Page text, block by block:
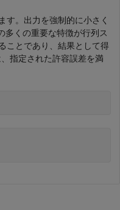
す。出力を強制的に小さく
多くの重要な特徴が行列ス
ことであり、結果として得
指定された許容誤差を満